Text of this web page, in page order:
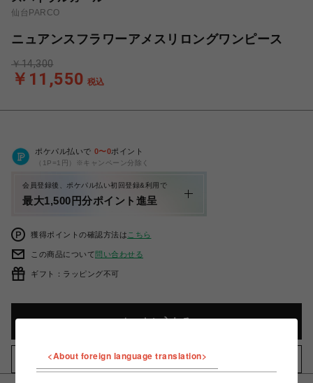
仙台PARCO
ニュアンスフラワーアメスリロングワンピース
￥11,550 税込
￥14,300
ポケパル払いで 0〜0ポイント
（1P=1円）※キャンペーン分除く
会員登録後、ポケパル払い初回登録&利用で
最大1,500円分ポイント進呈
獲得ポイントの確認方法は こちら
この商品について問い合わせる
ギフト：ラッピング不可
カートに入れる
お気に入りアイテムに追加
<About foreign language translation>